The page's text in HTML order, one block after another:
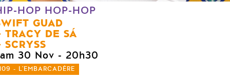
HOP HOP-HOP
GUAD
TRACY DE SÁ
SCRYSS
30 Nov - 20h30
- L'EMBARCADÈRE